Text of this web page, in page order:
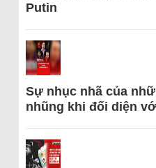
Putin
Sự nhục nhã của
nhũng khi đối diện